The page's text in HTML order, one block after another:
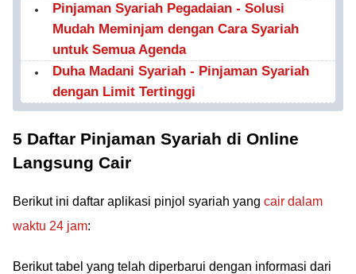
Pinjaman Syariah Pegadaian - Solusi
Mudah Meminjam dengan Cara Syariah
untuk Semua Agenda
Duha Madani Syariah - Pinjaman Syariah
dengan Limit Tertinggi
5 Daftar Pinjaman Syariah di Online
Langsung Cair
Berikut ini daftar aplikasi pinjol syariah yang cair dalam
waktu 24 jam:
Berikut tabel yang telah diperbarui dengan informasi dari